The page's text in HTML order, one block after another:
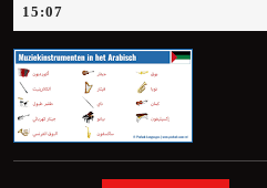
2026
15:07